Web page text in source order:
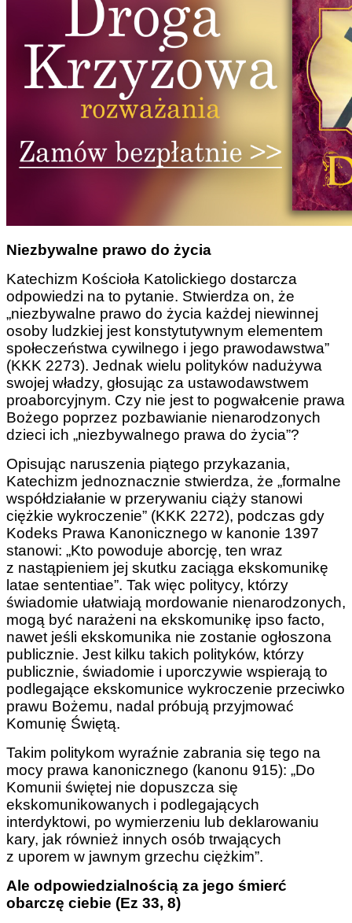
Niezbywalne prawo do życia
Katechizm Kościoła Katolickiego dostarcza
odpowiedzi na to pytanie. Stwierdza on, że
„niezbywalne prawo do życia każdej niewinnej
osoby ludzkiej jest konstytutywnym elementem
społeczeństwa cywilnego i jego prawodawstwa”
(KKK 2273). Jednak wielu polityków nadużywa
swojej władzy, głosując za ustawodawstwem
proaborcyjnym. Czy nie jest to pogwałcenie prawa
Bożego poprzez pozbawianie nienarodzonych
dzieci ich „niezbywalnego prawa do życia”?
Opisując naruszenia piątego przykazania,
Katechizm jednoznacznie stwierdza, że „formalne
współdziałanie w przerywaniu ciąży stanowi
ciężkie wykroczenie” (KKK 2272), podczas gdy
Kodeks Prawa Kanonicznego w kanonie 1397
stanowi: „Kto powoduje aborcję, ten wraz
z nastąpieniem jej skutku zaciąga ekskomunikę
latae sententiae”. Tak więc politycy, którzy
świadomie ułatwiają mordowanie nienarodzonych,
mogą być narażeni na ekskomunikę ipso facto,
nawet jeśli ekskomunika nie zostanie ogłoszona
publicznie. Jest kilku takich polityków, którzy
publicznie, świadomie i uporczywie wspierają to
podlegające ekskomunice wykroczenie przeciwko
prawu Bożemu, nadal próbują przyjmować
Komunię Świętą.
Takim politykom wyraźnie zabrania się tego na
mocy prawa kanonicznego (kanonu 915): „Do
Komunii świętej nie dopuszcza się
ekskomunikowanych i podlegających
interdyktowi, po wymierzeniu lub deklarowaniu
kary, jak również innych osób trwających
z uporem w jawnym grzechu ciężkim”.
Ale odpowiedzialnością za jego śmierć
obarczę ciebie (Ez 33, 8)